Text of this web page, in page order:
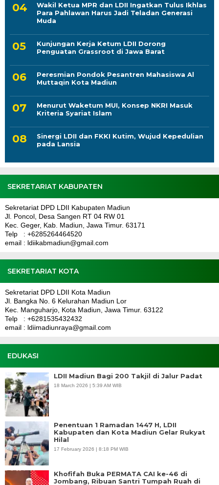
Wakil Ketua MPR dan LDII Ingatkan Tulus Ikhlas
Para Pahlawan Harus Jadi Teladan Generasi
Muda
Kunjungan Kerja Ketum LDII Dorong
Penguatan Grassroot di Jawa Barat
Peresmian Pondok Pesantren Mahasiswa Al
Muttaqin Kota Madiun
Menurut Waketum MUI, Konsep NKRI Masuk
Kriteria Syariat Islam
Sinergi LDII dan FKKI Kutim, Wujud Kepedulian
pada Lansia
SEKRETARIAT KABUPATEN
Sekretariat DPD LDII Kabupaten Madiun
Jl. Poncol, Desa Sangen RT 04 RW 01
Kec. Geger, Kab. Madiun, Jawa Timur. 63171
Telp : +6285264464520
email : ldiikabmadiun@gmail.com
SEKRETARIAT KOTA
Sekretariat DPD LDII Kota Madiun
Jl. Bangka No. 6 Kelurahan Madiun Lor
Kec. Manguharjo, Kota Madiun, Jawa Timur. 63122
Telp : +6281535432432
email : ldiimadiunraya@gmail.com
EDUKASI
LDII Madiun Bagi 200 Takjil di Jalur Padat
18 March 2026 | 5:39 AM WIB
Penentuan 1 Ramadan 1447 H, LDII
Kabupaten dan Kota Madiun Gelar Rukyat
Hilal
17 February 2026 | 8:18 PM WIB
Khofifah Buka PERMATA CAI ke-46 di
Jombang, Ribuan Santri Tumpah Ruah di